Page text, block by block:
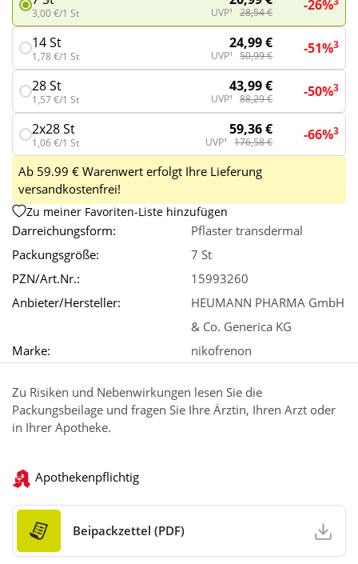
3,00 €/1 St UVP¹ 28,54 € -26%
14 St
1,78 €/1 St
24,99 €
UVP¹ 50,99 € -51%3
28 St
1,57 €/1 St
43,99 €
UVP¹ 88,29 € -50%3
2x28 St
1,06 €/1 St
59,36 €
UVP¹ 176,58 € -66%3
Ab 59.99 € Warenwert erfolgt Ihre Lieferung
versandkostenfrei!
Zu meiner Favoriten-Liste hinzufügen
Darreichungsform:
Pflaster transdermal
Packungsgröße:
7 St
PZN/Art.Nr.:
15993260
Anbieter/Hersteller:
HEUMANN PHARMA GmbH
& Co. Generica KG
Marke:
nikofrenon
Zu Risiken und Nebenwirkungen lesen Sie die
Packungsbeilage und fragen Sie Ihre Ärztin, Ihren Arzt oder
in Ihrer Apotheke.
Apothekenpflichtig
Beipackzettel (PDF)